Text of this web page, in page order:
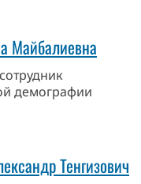
Майбалиевна
демографии
Тенгизович